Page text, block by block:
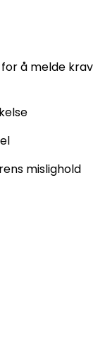
å melde krav
mislighold